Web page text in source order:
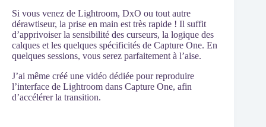
Si vous venez de Lightroom, DxO ou tout autre
dérawtiseur, la prise en main est très rapide ! Il suffit
d’apprivoiser la sensibilité des curseurs, la logique des
calques et les quelques spécificités de Capture One. En
quelques sessions, vous serez parfaitement à l’aise.
J’ai même créé une vidéo dédiée pour reproduire
l’interface de Lightroom dans Capture One, afin
d’accélérer la transition.